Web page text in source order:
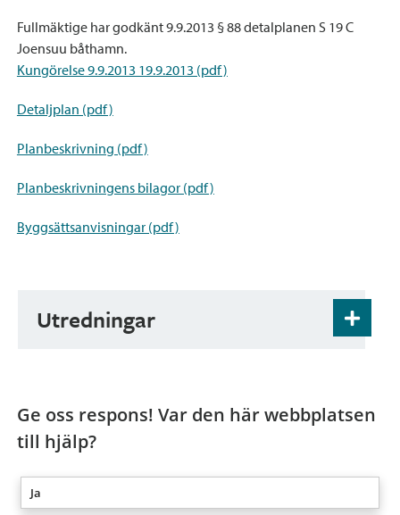
Fullmäktige har godkänt 9.9.2013 § 88 detalplanen S 19 C
Joensuu båthamn.
Kungörelse 9.9.2013 19.9.2013 (pdf)
Detaljplan (pdf)
Planbeskrivning (pdf)
Planbeskrivningens bilagor (pdf)
Byggsättsanvisningar (pdf)
Utredningar
Arkeologinen maastoinventointi
Liikenteen toimivuustarkastelu
Maisemaselvitys
Ge oss respons! Var den här webbplatsen
till hjälp?
Ja